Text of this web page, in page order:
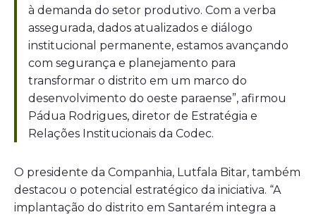
à demanda do setor produtivo. Com a verba
assegurada, dados atualizados e diálogo
institucional permanente, estamos avançando
com segurança e planejamento para
transformar o distrito em um marco do
desenvolvimento do oeste paraense”, afirmou
Pádua Rodrigues, diretor de Estratégia e
Relações Institucionais da Codec.
O presidente da Companhia, Lutfala Bitar, também
destacou o potencial estratégico da iniciativa. “A
implantação do distrito em Santarém integra a